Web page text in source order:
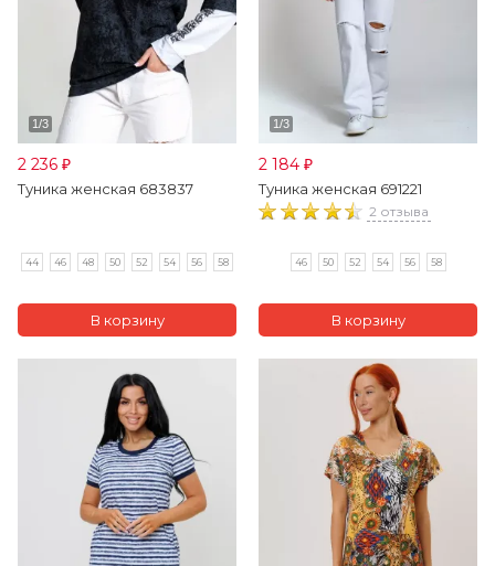
2 236 ₽
Туника женская 683837
44 46 48 50 52 54 56 58
2 184 ₽
Туника женская 691221
2 отзыва
46 50 52 54 56 58